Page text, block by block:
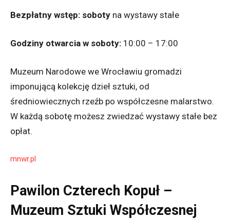
Bezpłatny wstęp: soboty na wystawy stałe
Godziny otwarcia w soboty: 10:00 – 17:00
Muzeum Narodowe we Wrocławiu gromadzi
imponującą kolekcję dzieł sztuki, od
średniowiecznych rzeźb po współczesne malarstwo.
W każdą sobotę możesz zwiedzać wystawy stałe bez
opłat.
mnwr.pl
Pawilon Czterech Kopuł –
Muzeum Sztuki Współczesnej